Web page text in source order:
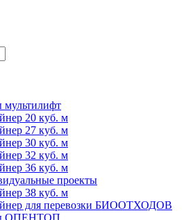
мультилифт
20 куб. м
27 куб. м
30 куб. м
32 куб. м
36 куб. м
проекты
38 куб. м
для перевозки БИООТХОДОВ
ОПЕНТОП